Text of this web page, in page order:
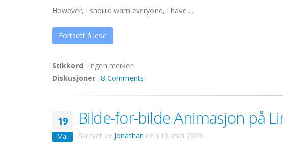
However, I should warn everyone, I have ...
Fortsett å lese
Stikkord : Ingen merker
Diskusjoner : 8 Comments
19
Mai
Bilde-for-bilde Animasjon på
Skrevet av Jonathan den 19. mai 2009 .